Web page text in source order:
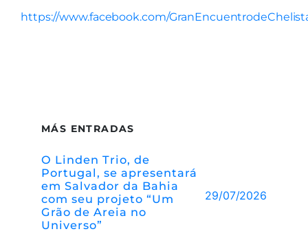
https://www.facebook.com/
MÁS ENTRADAS
O Linden Trio, de
Portugal, se apresentará
em Salvador da Bahia
com seu projeto “Um
Grão de Areia no
Universo”
29/07/2026